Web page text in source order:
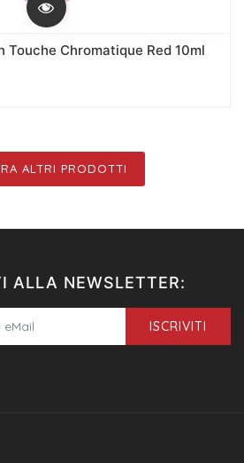
Touche Chromatique Red 10ml
ALTRI PRODOTTI
ALLA NEWSLETTER:
ISCRIVITI